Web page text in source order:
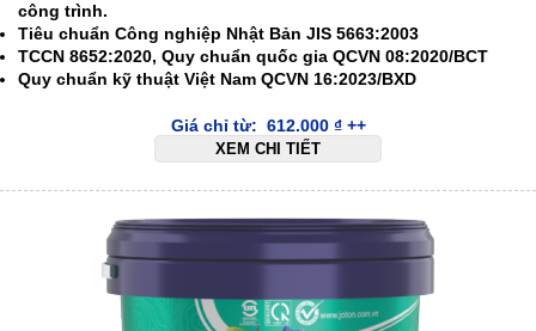
công trình.
Tiêu chuẩn Công nghiệp Nhật Bản JIS 5663:2003
TCCN 8652:2020, Quy chuẩn quốc gia QCVN 08:2020/BCT
Quy chuẩn kỹ thuật Việt Nam QCVN 16:2023/BXD
Giá chỉ từ: 612.000 ₫++
XEM CHI TIẾT